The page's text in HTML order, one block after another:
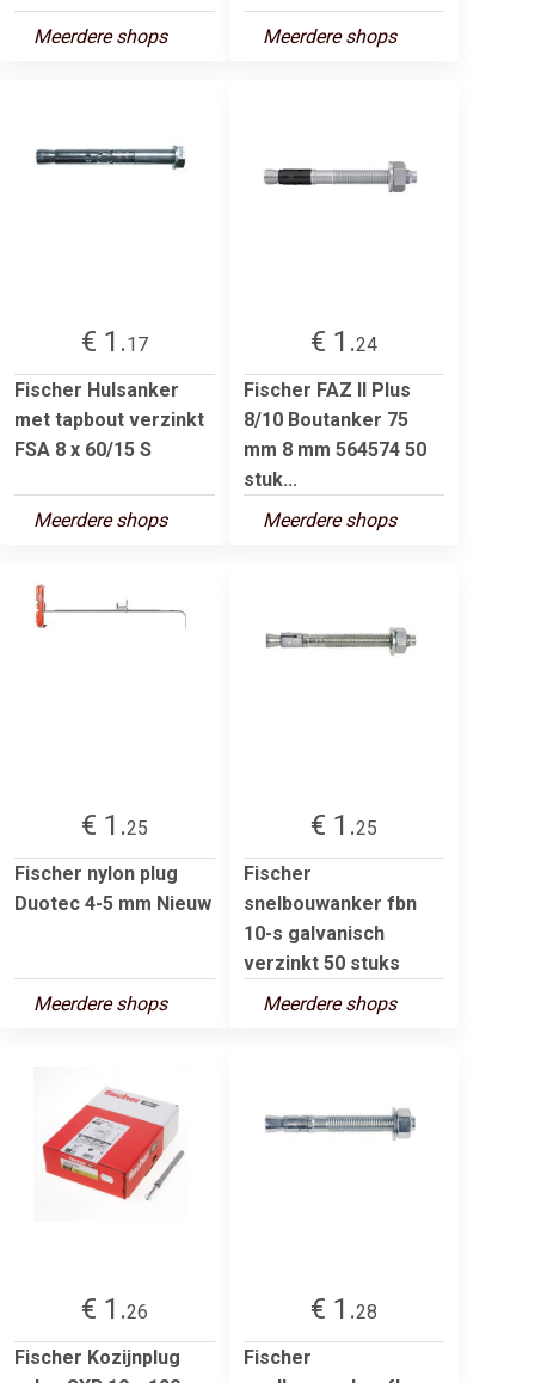
Meerdere shops Meerdere shops
€ 1.17
Fischer Hulsanker
met tapbout verzinkt
FSA 8 x 60/15 S
Meerdere shops
€ 1.24
Fischer FAZ II Plus
8/10 Boutanker 75
mm 8 mm 564574 50
stuk...
Meerdere shops
€ 1.25
Fischer nylon plug
Duotec 4-5 mm Nieuw
Meerdere shops
€ 1.25
Fischer
snelbouwanker fbn
10-s galvanisch
verzinkt 50 stuks
Meerdere shops
€ 1.26
Fischer Kozijnplug
€ 1.28
Fischer